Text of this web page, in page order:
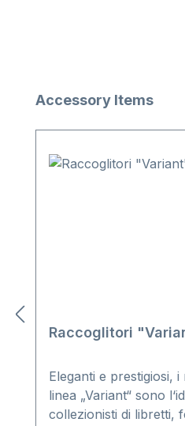
Salta la galleria dei
Accessory Items
Raccoglitori
Eleganti e prestigiosi,
linea „Variant“ sono
collezionisti di libretti,